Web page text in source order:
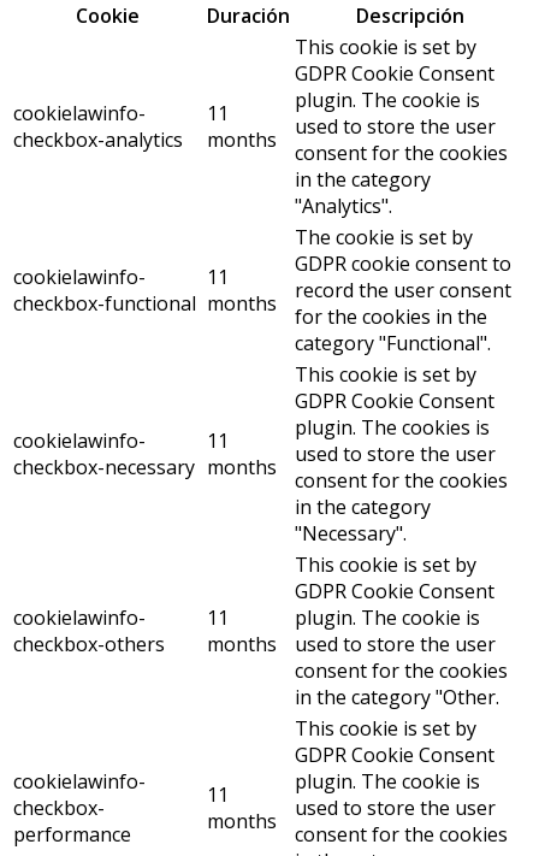
Cookie
Duración Descripción
cookielawinfo-
checkbox-analytics
11
months
This cookie is set by
GDPR Cookie Consent
plugin. The cookie is
used to store the user
consent for the cookies
in the category
"Analytics".
cookielawinfo-
checkbox-functional
11
months
The cookie is set by
GDPR cookie consent to
record the user consent
for the cookies in the
category "Functional".
cookielawinfo-
checkbox-necessary
11
months
This cookie is set by
GDPR Cookie Consent
plugin. The cookies is
used to store the user
consent for the cookies
in the category
"Necessary".
cookielawinfo-
checkbox-others
11
months
This cookie is set by
GDPR Cookie Consent
plugin. The cookie is
used to store the user
consent for the cookies
in the category "Other.
cookielawinfo-
checkbox-
performance
11
months
This cookie is set by
GDPR Cookie Consent
plugin. The cookie is
used to store the user
consent for the cookies